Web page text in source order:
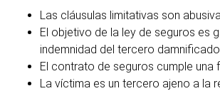
Las cláusulas limitativas son
El objetivo de la ley de seguros es
indemnidad del tercero damnificado.
El contrato de seguros cumple una
La víctima es un tercero ajeno a la